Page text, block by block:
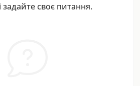
своє питання.